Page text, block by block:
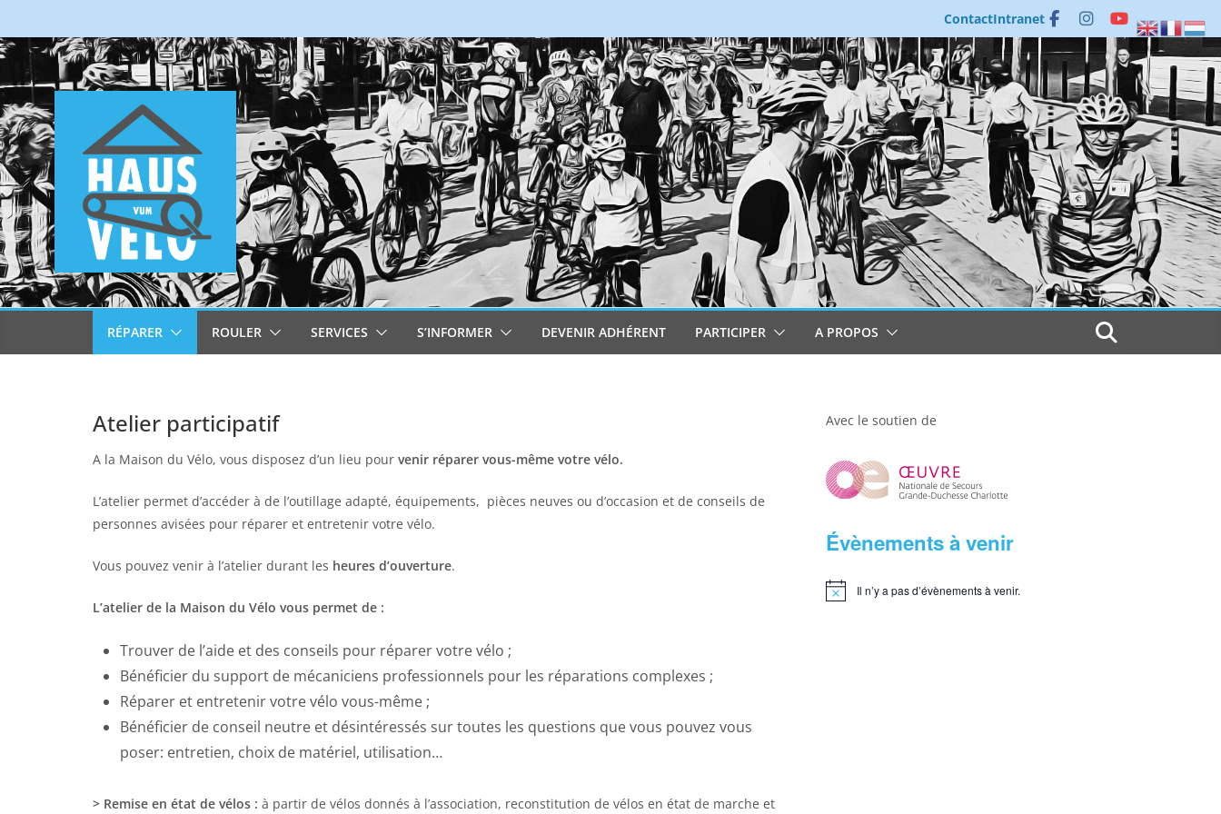
au
contenu
ContactIntranet
RÉPARER ROULER SERVICES S’INFORMER DEVENIR ADHÉRENT PARTICIPER A PROPOS
Atelier participatif
A la Maison du Vélo, vous disposez d’un lieu pour venir réparer vous-même votre vélo.
L’atelier permet d’accéder à de l’outillage adapté, équipements, pièces neuves ou d’occasion et de conseils de
personnes avisées pour réparer et entretenir votre vélo.
Vous pouvez venir à l’atelier durant les heures d’ouverture.
L’atelier de la Maison du Vélo vous permet de :
Trouver de l’aide et des conseils pour réparer votre vélo ;
Bénéficier du support de mécaniciens professionnels pour les réparations complexes ;
Réparer et entretenir votre vélo vous-même ;
Bénéficier de conseil neutre et désintéressés sur toutes les questions que vous pouvez vous
poser: entretien, choix de matériel, utilisation…
> Remise en état de vélos : à partir de vélos donnés à l’association, reconstitution de vélos en état de marche et
Avec le soutien de
Évènements à venir
N
Il n’y a pas d’évènements à venir.